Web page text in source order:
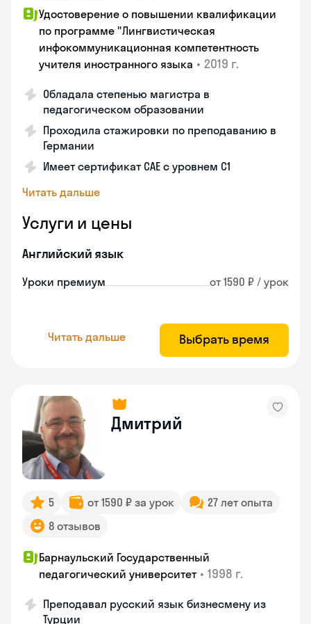
Удостоверение о повышении квалификации
по программе "Лингвистическая
инфокоммуникационная компетентность
учителя иностранного языка • 2019 г.
Обладала степенью магистра в
педагогическом образовании
Проходила стажировки по преподаванию в
Германии
Имеет сертификат САЕ с уровнем С1
Читать дальше
Услуги и цены
Английский язык
Уроки премиум от 1590 ₽ / урок
Читать дальше Выбрать время
Дмитрий
5 от 1590 ₽ за урок
27 лет опыта
8 отзывов
Барнаульский Государственный
педагогический университет • 1998 г.
Преподавал русский язык бизнесмену из
Турции